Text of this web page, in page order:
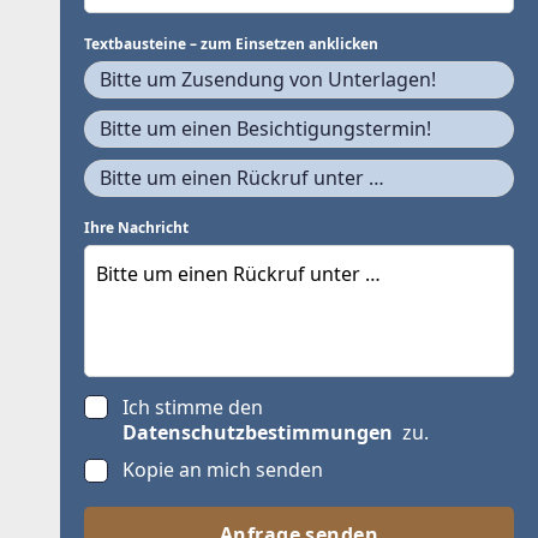
Textbausteine – zum Einsetzen anklicken
Bitte um Zusendung von Unterlagen!
Bitte um einen Besichtigungstermin!
Bitte um einen Rückruf unter …
Ihre Nachricht
Ich stimme den
Datenschutzbestimmungen zu.
Kopie an mich senden